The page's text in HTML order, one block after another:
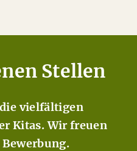
Stellen
vielfältigen
Kitas. Wir freuen